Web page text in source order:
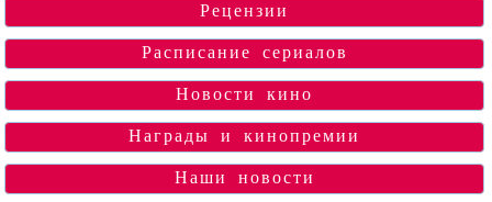
Рецензии
Расписание сериалов
Новости кино
Награды и кинопремии
Наши новости